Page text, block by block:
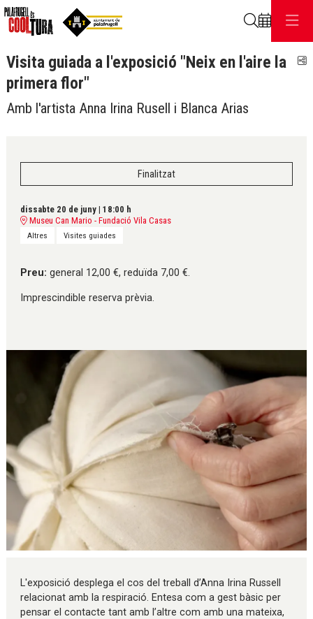
Visita guiada a l'exposició "Neix en l'aire la
primera flor"
Amb l'artista Anna Irina Rusell i Blanca Arias
Finalitzat
dissabte 20 de juny | 18:00 h
Museu Can Mario - Fundació Vila Casas
Altres Visites guiades
Preu: general 12,00 €, reduïda 7,00 €.
Imprescindible reserva prèvia.
L'exposició desplega el cos del treball d’Anna Irina Russell
relacionat amb la respiració. Entesa com a gest bàsic per
pensar el contacte tant amb l’altre com amb una mateixa,